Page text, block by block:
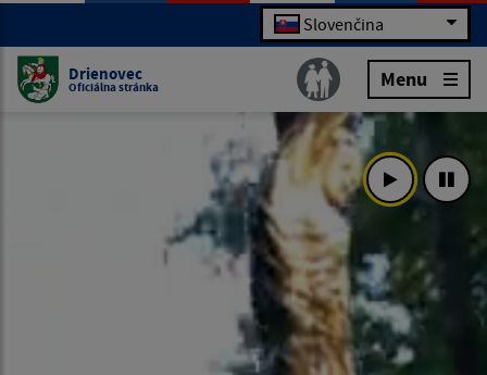
Slovenčina
Drienovec
Oficiálna stránka Menu